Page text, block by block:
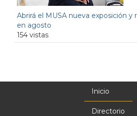
Abrirá el MUSA nueva exposición y
en agosto
154 vistas
Inicio
Directorio